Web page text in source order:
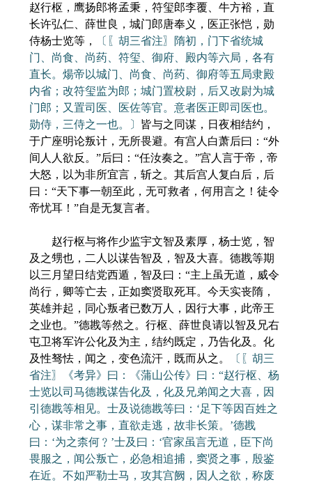
赵行枢，鹰扬郎将孟秉，符玺郎李覆、牛方裕，直
长许弘仁、薛世良，城门郎唐奉义，医正张恺，勋
侍杨士览等，
〔〖胡三省注〗隋初，门下省统城
门、尚食、尚药、符玺、御府、殿内等六局，各有
直长。煬帝以城门、尚食、尚药、御府等五局隶殿
内省；改符玺监为郎；城门置校尉，后又改尉为城
门郎；又置司医、医佐等官。意者医正即司医也。
勋侍，三侍之一也。〕 皆与之同谋，日夜相结约，
于广座明论叛计，无所畏避。有宫人白萧后曰：“外
间人人欲反。”后曰：“任汝奏之。”宫人言于帝，帝
大怒，以为非所宜言，斩之。其后宫人复白后，后
曰：“天下事一朝至此，无可救者，何用言之！徒令
帝忧耳！”自是无复言者。
赵行枢与将作少监宇文智及素厚，杨士览，智
及之甥也，二人以谋告智及，智及大喜。德戡等期
以三月望日结党西遁，智及曰：“主上虽无道，威令
尚行，卿等亡去，正如窦贤取死耳。今天实丧隋，
英雄并起，同心叛者已数万人，因行大事，此帝王
之业也。”德戡等然之。行枢、薛世良请以智及兄右
屯卫将军许公化及为主，结约既定，乃告化及。化
及性驽怯，闻之，变色流汗，既而从之。
〔〖胡三
省注〗《考异》曰：《蒲山公传》曰：“赵行枢、杨
士览以司马德戡谋告化及，化及兄弟闻之大喜，因
引德戡等相见。士及说德戡等曰：‘足下等因百姓之
心，谋非常之事，直欲走逃，故非长策。’德戡
曰：‘为之柰何﹖’士及曰：‘官家虽言无道，臣下尚
畏服之，闻公叛亡，必急相追捕，窦贤之事，殷鉴
在近。不如严勒士马，攻其宫阙，因人之欲，称废